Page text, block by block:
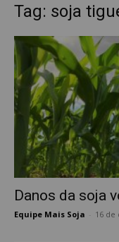
Tag: soja
Danos da soja
Equipe Mais Soja 16 de